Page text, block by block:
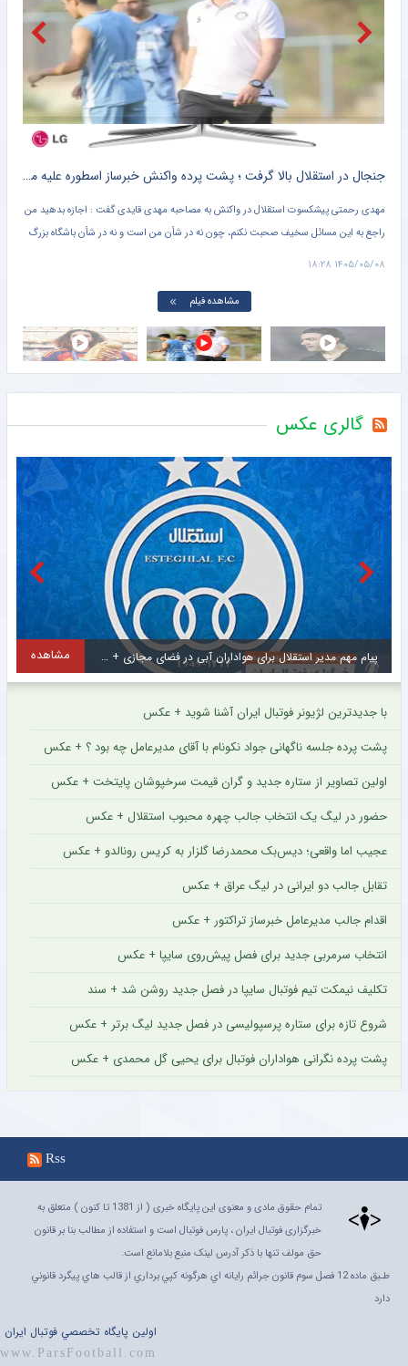
مشرق نیوز فیلم/ توضیح تارقلی‌زاده درباره سیستم Van VAR در فوتبال ایران
پاسخ نهایی حسین‌نژاد به پرسپولیس
جنجال در استقلال بالا گرفت ؛ پشت پرده واکنش خبرساز اسطوره علیه مهدی قایدی + کلیپ پربازدید
مهدی رحمتی پیشکسوت استقلال در واکنش به مصاحبه مهدی قایدی گفت : اجازه بدهید من
راجع به این مسائل سخیف صحبت نکنم، چون نه در شأن من است و نه در شأن باشگاه بزرگ
۱۴۰۵/۰۵/۰۸ ۱۸:۲۸
مشاهده فیلم
گالری عکس
پیام مهم مدیر استقلال برای هواداران آبی در فضای مجازی + سند مشاهده
با جدیدترین لژیونر فوتبال ایران آشنا شوید + عکس
پشت پرده جلسه ناگهانی جواد نکونام با آقای مدیرعامل چه بود ؟ + عکس
اولین تصاویر از ستاره جدید و گران قیمت سرخپوشان پایتخت + عکس
حضور در لیگ یک انتخاب جالب چهره محبوب استقلال + عکس
عجیب اما واقعی؛ دیس‌بک محمدرضا گلزار به کریس رونالدو + عکس
تقابل جالب دو ایرانی در لیگ عراق + عکس
اقدام جالب مدیرعامل خبرساز تراکتور + عکس
انتخاب سرمربی جدید برای فصل پیش‌روی سایپا + عکس
تکلیف نیمکت تیم فوتبال سایپا در فصل جدید روشن شد + سند
شروع تازه برای ستاره پرسپولیسی در فصل جدید لیگ برتر + عکس
پشت پرده نگرانی هواداران فوتبال برای یحیی گل محمدی + عکس
Rss
تمام حقوق مادی و معنوی این پایگاه خبری ( از 1381 تا کنون ) متعلق به
خبرگزاری فوتبال ایران ، پارس فوتبال است و استفاده از مطالب بنا بر قانون
حق مولف تنها با ذکر آدرس لینک منبع بلامانع است.
طـبق ماده 12 فصل سوم قانون جرائم رايانه اي هرگونه کپي برداري از قالب هاي پيگرد قانوني
دارد
اولين پايگاه تخصصي فوتبال ايران
www.ParsFootball.com